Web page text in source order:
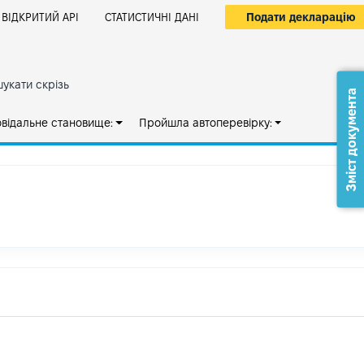
ВІДКРИТИЙ АРІ СТАТИСТИЧНІ ДАНІ Подати декларацію
скрізь
становище: Пройшла автоперевірку: Зміст документа